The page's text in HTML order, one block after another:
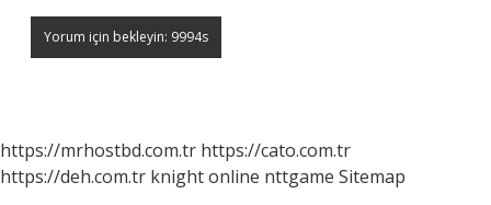
https://mrhostbd.com.tr https://cato.com.tr
https://deh.com.tr knight online nttgame Sitemap